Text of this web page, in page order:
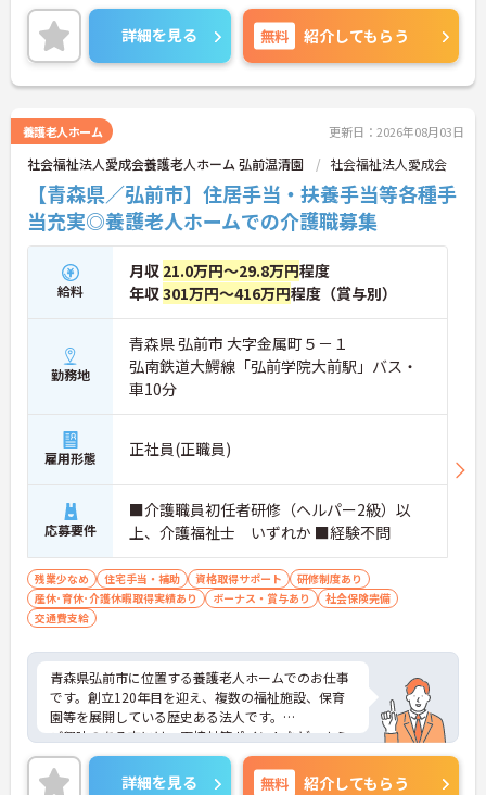
詳細を見る 無料 紹介してもらう
養護老人ホーム 更新日：2026年08月03日
社会福祉法人愛成会養護老人ホーム 弘前温清園 社会福祉法人愛成会
【青森県／弘前市】住居手当・扶養手当等各種手
当充実◎養護老人ホームでの介護職募集
給料
月収 21.0万円～29.8万円程度
年収301万円～416万円程度（賞与別）
勤務地
青森県 弘前市 大字金属町５－１
弘南鉄道大鰐線「弘前学院大前駅」バス・
車10分
雇用形態 正社員(正職員)
応募要件
■介護職員初任者研修（ヘルパー2級）以
上、介護福祉士 いずれか ■経験不問
残業少なめ 住宅手当・補助 資格取得サポート
研修制度あり
産休･育休･介護休暇取得実績あり
ボーナス・賞与あり
社会保険完備
交通費支給
青森県弘前市に位置する養護老人ホームでのお仕事
です。創立120年目を迎え、複数の福祉施設、保育
園等を展開している歴史ある法人です。
ご興味のある方には、面接対策ポイントなど、さら
に詳細をお話しいたしますのでお気軽にご相談くだ
さい！
詳細を見る 無料 紹介してもらう